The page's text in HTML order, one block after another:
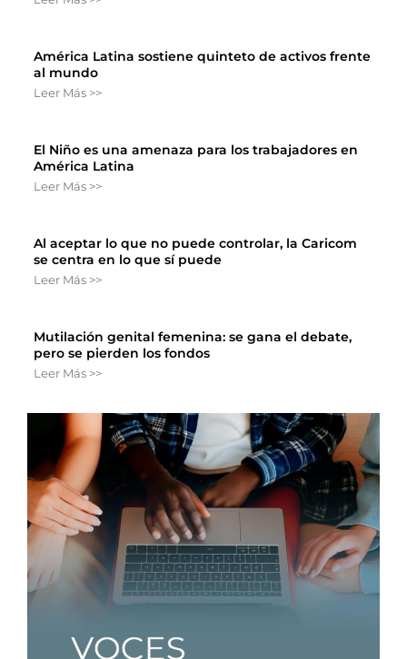
América Latina sostiene quinteto de activos frente
al mundo
Leer Más >>
El Niño es una amenaza para los trabajadores en
América Latina
Leer Más >>
Al aceptar lo que no puede controlar, la Caricom
se centra en lo que sí puede
Leer Más >>
Mutilación genital femenina: se gana el debate,
pero se pierden los fondos
Leer Más >>